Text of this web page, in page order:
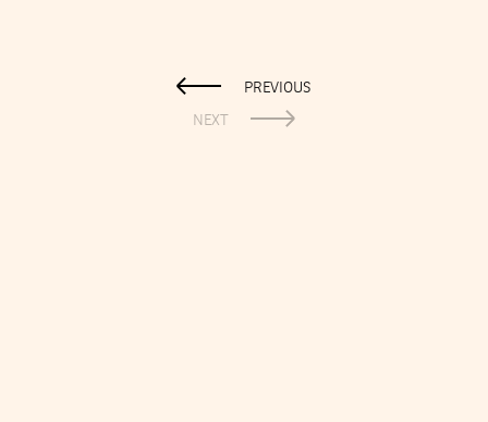
PREVIOUS
NEXT